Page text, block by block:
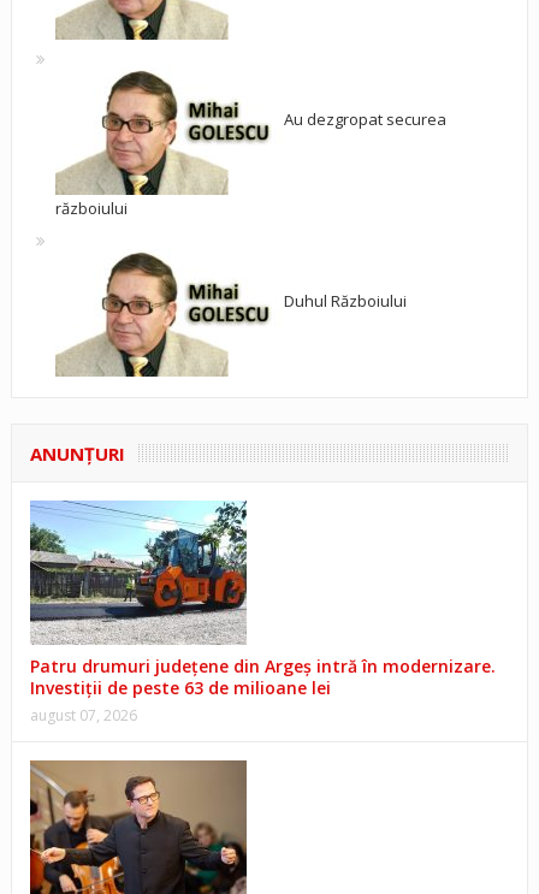
Au dezgropat securea
războiului
Duhul Războiului
ANUNŢURI
Patru drumuri județene din Argeș intră în modernizare.
Investiții de peste 63 de milioane lei
august 07, 2026